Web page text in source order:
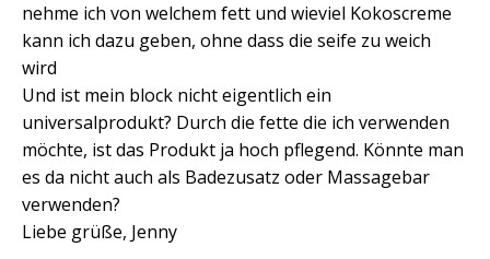
nehme ich von welchem fett und wieviel Kokoscreme
kann ich dazu geben, ohne dass die seife zu weich
wird
Und ist mein block nicht eigentlich ein
universalprodukt? Durch die fette die ich verwenden
möchte, ist das Produkt ja hoch pflegend. Könnte man
es da nicht auch als Badezusatz oder Massagebar
verwenden?
Liebe grüße, Jenny